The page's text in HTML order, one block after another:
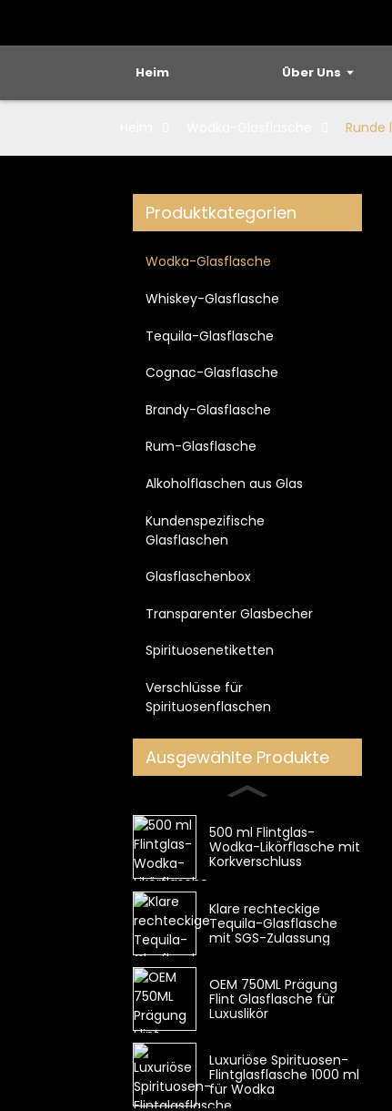
Heim Über Uns
Runde
Produktkategorien
Wodka-Glasflasche
Whiskey-Glasflasche
Tequila-Glasflasche
Cognac-Glasflasche
Brandy-Glasflasche
Rum-Glasflasche
Alkoholflaschen aus Glas
Kundenspezifische
Glasflaschen
Glasflaschenbox
Transparenter Glasbecher
Spirituosenetiketten
Verschlüsse für
Spirituosenflaschen
Ausgewählte Produkte
500 ml Flintglas-
Wodka-Likörflasche mit
Korkverschluss
Klare rechteckige
Tequila-Glasflasche
mit SGS-Zulassung
OEM 750ML Prägung
Flint Glasflasche für
Luxuslikör
Luxuriöse Spirituosen-
Flintglasflasche 1000 ml
für Wodka
Loading...
Loading...